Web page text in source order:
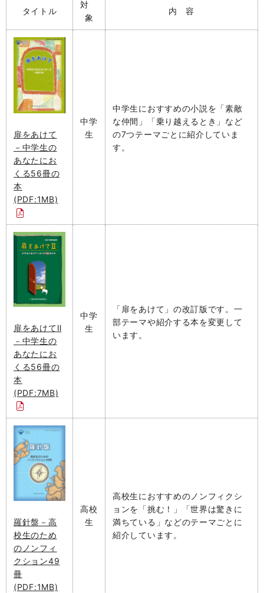
タイトル
対
象
内 容
扉をあけて
－中学生の
あなたにお
くる56冊の
本
(PDF:1MB)
中学
生
中学生におすすめの小説を「素敵
な仲間」「乗り越えるとき」など
の7つテーマごとに紹介していま
す。
扉をあけてⅡ
－中学生の
あなたにお
くる56冊の
本
(PDF:7MB)
中学
生
「扉をあけて」の改訂版です。一
部テーマや紹介する本を変更して
います。
羅針盤－高
校生のため
のノンフィ
クション49
冊
(PDF:1MB)
高校
生
高校生におすすめのノンフィクシ
ョンを「挑む！」「世界は驚きに
満ちている」などのテーマごとに
紹介しています。